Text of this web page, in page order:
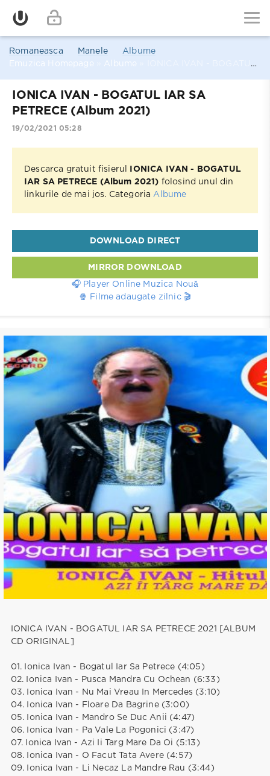
Romaneasca Manele
Albume
Emuzica Homepage
Albume
IONICA IVAN - BOGATUL IAR SA
PETRECE (Album 2021)
19/02/2021 05:28
Descarca gratuit fisierul
IONICA IVAN - BOGATUL
IAR SA PETRECE (Album 2021) folosind unul din
linkurile de mai jos. Categoria Albume
DOWNLOAD DIRECT
MIRROR DOWNLOAD
🎧 Player Online Muzica Nouă
🍿 Filme adaugate zilnic 🎬
IONICA IVAN - BOGATUL IAR SA PETRECE 2021 [ALBUM
CD ORIGINAL]
01. Ionica Ivan - Bogatul Iar Sa Petrece (4:05)
02. Ionica Ivan - Pusca Mandra Cu Ochean (6:33)
03. Ionica Ivan - Nu Mai Vreau In Mercedes (3:10)
04. Ionica Ivan - Floare Da Bagrine (3:00)
05. Ionica Ivan - Mandro Se Duc Anii (4:47)
06. Ionica Ivan - Pa Vale La Pogonici (3:47)
07. Ionica Ivan - Azi Ii Targ Mare Da Oi (5:13)
08. Ionica Ivan - O Facut Tata Avere (4:57)
09. Ionica Ivan - Li Necaz La Mandre Rau (3:44)